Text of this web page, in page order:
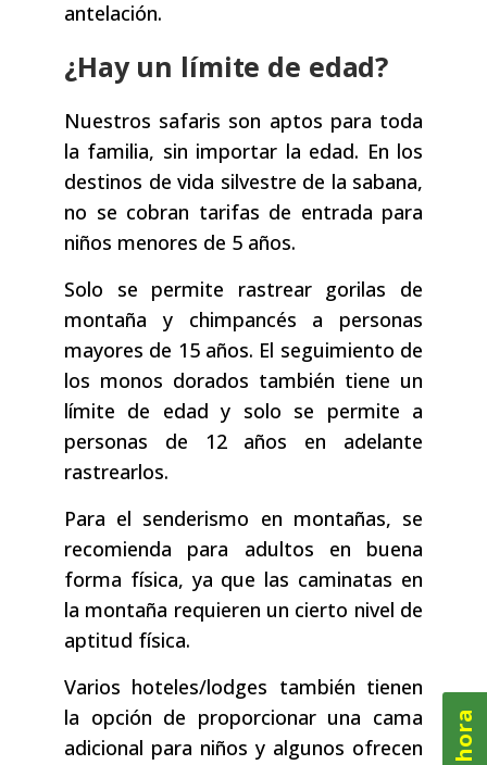
antelación.
¿Hay un límite de edad?
Nuestros safaris son aptos para toda
la familia, sin importar la edad. En los
destinos de vida silvestre de la sabana,
no se cobran tarifas de entrada para
niños menores de 5 años.
Solo se permite rastrear gorilas de
montaña y chimpancés a personas
mayores de 15 años. El seguimiento de
los monos dorados también tiene un
límite de edad y solo se permite a
personas de 12 años en adelante
rastrearlos.
Para el senderismo en montañas, se
recomienda para adultos en buena
forma física, ya que las caminatas en
la montaña requieren un cierto nivel de
aptitud física.
Varios hoteles/lodges también tienen
la opción de proporcionar una cama
adicional para niños y algunos ofrecen